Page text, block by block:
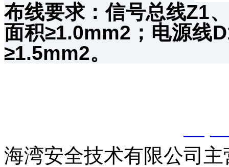
布线要求：信号总线Z1
面积≥1.0mm2；电源线
≥1.5mm2。
海湾安全技术有限公司